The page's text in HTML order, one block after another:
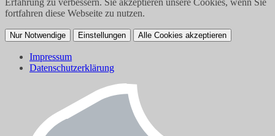
Erfahrung zu verbessern. Sie akzeptieren unsere Cookies, wenn Sie
fortfahren diese Webseite zu nutzen.
Nur Notwendige Einstellungen Alle Cookies akzeptieren
Impressum
Datenschutzerklärung